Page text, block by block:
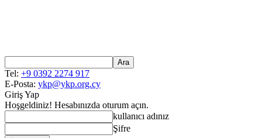
Tel: +9 0392 2274 917
E-Posta: ykp@ykp.org.cy
Giriş Yap
Hoşgeldiniz! Hesabınızda oturum açın.
kullanıcı adınız
Şifre